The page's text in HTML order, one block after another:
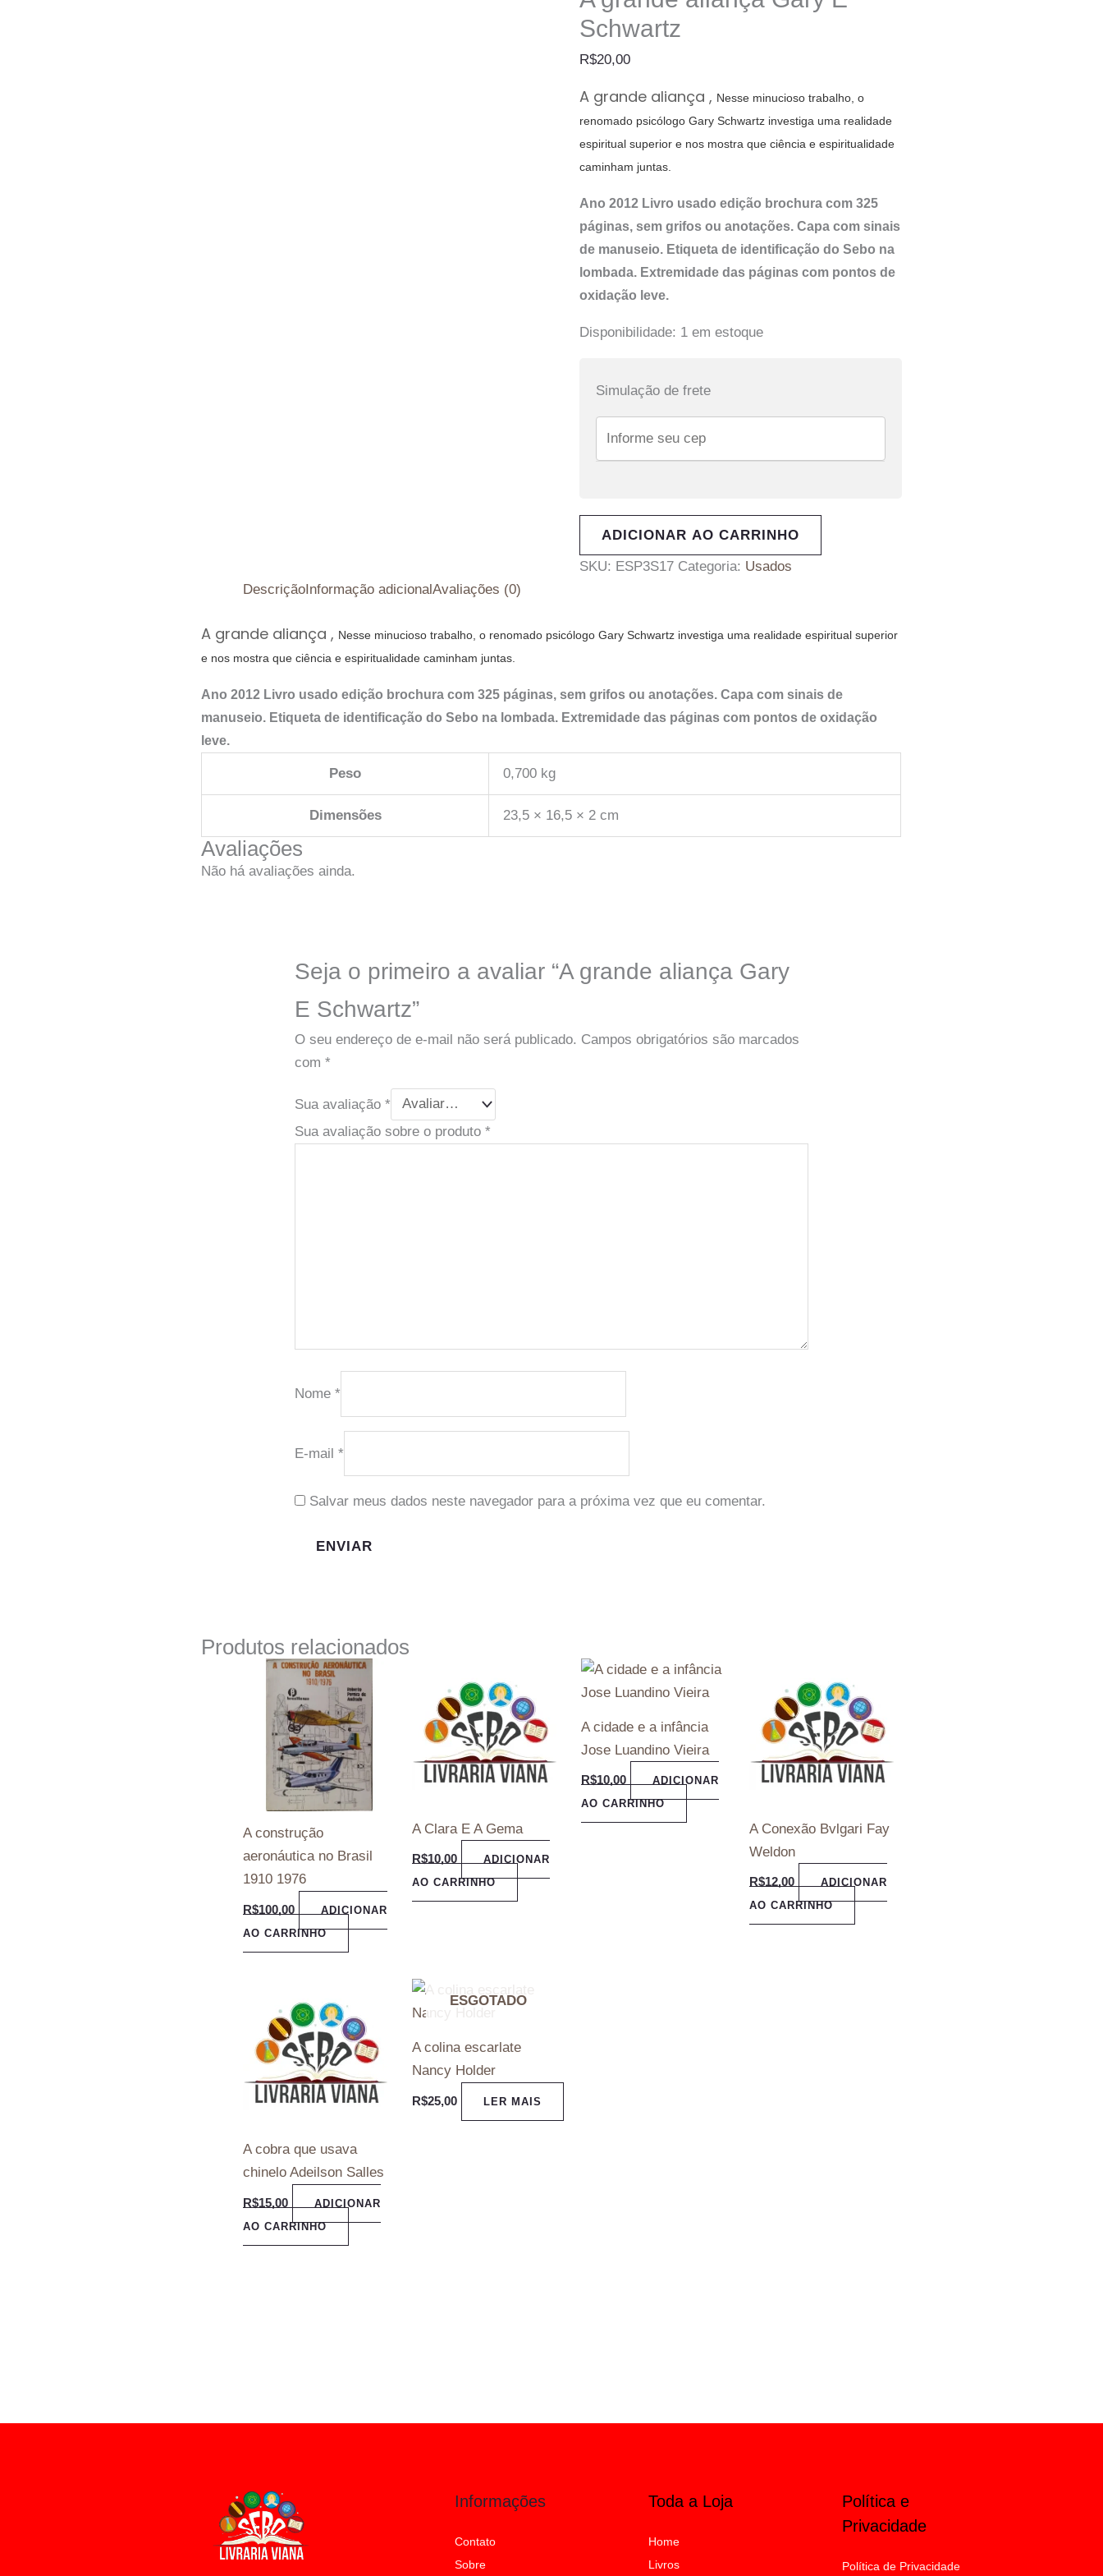
Schwartz
R$20,00
A grande aliança , Nesse minucioso trabalho, o
renomado psicólogo Gary Schwartz investiga uma realidade
espiritual superior e nos mostra que ciência e espiritualidade
caminham juntas.
Ano 2012 Livro usado edição brochura com 325
páginas, sem grifos ou anotações. Capa com sinais
de manuseio. Etiqueta de identificação do Sebo na
lombada. Extremidade das páginas com pontos de
oxidação leve.
Disponibilidade: 1 em estoque
Simulação de frete
ADICIONAR AO CARRINHO
SKU: ESP3S17 Categoria: Usados
Descrição Informação adicionalAvaliações (0)
A grande aliança , Nesse minucioso trabalho, o renomado psicólogo Gary Schwartz investiga uma realidade espiritual superior
e nos mostra que ciência e espiritualidade caminham juntas.
Ano 2012 Livro usado edição brochura com 325 páginas, sem grifos ou anotações. Capa com sinais de
manuseio. Etiqueta de identificação do Sebo na lombada. Extremidade das páginas com pontos de oxidação
leve.
Peso 0,700 kg
Dimensões 23,5 × 16,5 × 2 cm
Avaliações
Não há avaliações ainda.
Seja o primeiro a avaliar “A grande aliança Gary
E Schwartz”
O seu endereço de e-mail não será publicado. Campos obrigatórios são marcados
com *
Sua avaliação *
Sua avaliação sobre o produto *
Nome *
E-mail *
Salvar meus dados neste navegador para a próxima vez que eu comentar.
Produtos relacionados
A construção
aeronáutica no Brasil
1910 1976
R$100,00
ADICIONAR
AO CARRINHO
A Clara E A Gema
R$10,00
ADICIONAR
AO CARRINHO
A cidade e a infância
Jose Luandino Vieira
R$10,00
ADICIONAR
AO CARRINHO
A Conexão Bvlgari Fay
Weldon
R$12,00
ADICIONAR
AO CARRINHO
A cobra que usava
chinelo Adeilson Salles
R$15,00
ADICIONAR
AO CARRINHO
ESGOTADO
A colina escarlate
Nancy Holder
R$25,00 LER MAIS
Informações
Contato
Sobre
Toda a Loja
Home
Livros
Política e
Privacidade
Política de Privacidade